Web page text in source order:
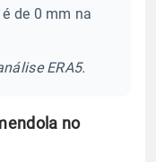
de 0 mm na
ERA5.
no